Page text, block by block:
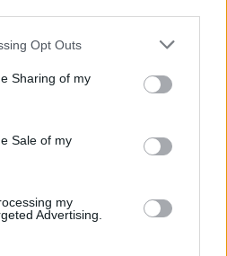
Opt Outs
Sharing of my
Sale of my
my
Advertising.
che da loro
che i nemici osavano
romano. Allora Sabino
dei nemici